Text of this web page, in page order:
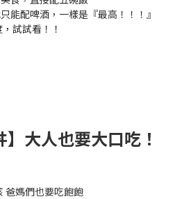
能配啤酒，一樣是『最高！！！』
試看！！
】大人也要大口吃！
爸媽們也要吃飽飽